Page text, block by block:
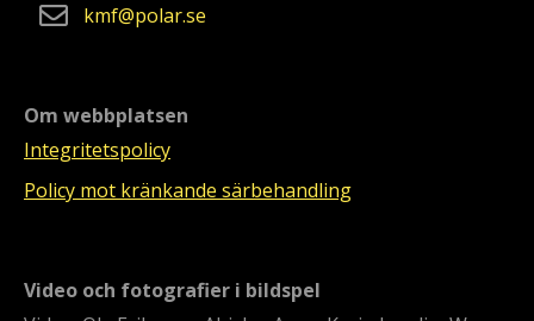
kmf
polarse
Om webbplatsen
Integritetspolicy
Policy mot kränkande särbehandling
Video och fotografier i bildspel